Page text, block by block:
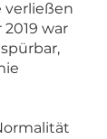
verließen
war